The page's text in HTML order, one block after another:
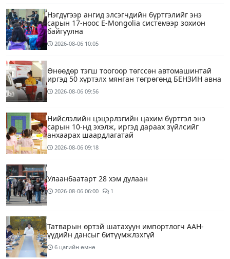
Нэгдүгээр ангид элсэгчдийн бүртгэлийг энэ
сарын 17-ноос E-Mongolia системээр зохион
байгуулна
2026-08-06 10:05
Өнөөдөр тэгш тоогоор төгссөн автомашинтай
иргэд 50 хүртэлх мянган төгрөгөнд БЕНЗИН авна
2026-08-06 09:56
Нийслэлийн цэцэрлэгийн цахим бүртгэл энэ
сарын 10-нд эхэлж, иргэд дараах зүйлсийг
анхаарах шаардлагатай
2026-08-06 09:18
Улаанбаатарт 28 хэм дулаан
2026-08-06 06:00 1
Татварын өртэй шатахуун импортлогч ААН-
үүдийн дансыг битүүмжлэхгүй
6 цагийн өмнө